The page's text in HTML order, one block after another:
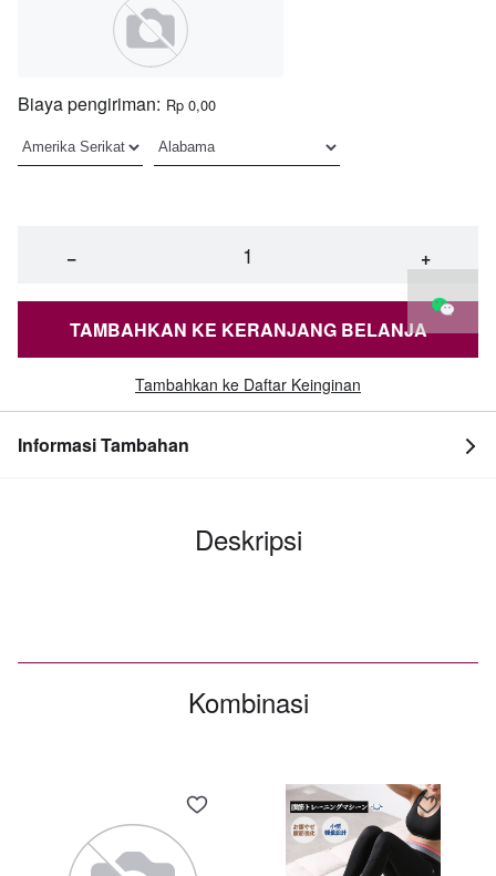
Biaya pengiriman: Rp 0,00
− +
TAMBAHKAN KE KERANJANG BELANJA
Tambahkan ke Daftar Keinginan
Informasi Tambahan
Deskripsi
Kombinasi